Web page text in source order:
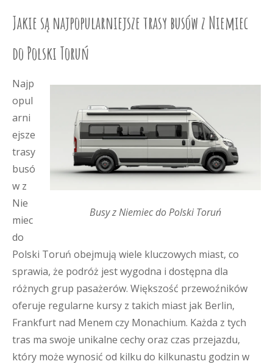
Jakie są najpopularniejsze trasy busów z Niemiec
do Polski Toruń
Busy z Niemiec do Polski Toruń
Najp
opul
arni
ejsze
trasy
busó
w z
Nie
miec
do
Polski Toruń obejmują wiele kluczowych miast, co
sprawia, że podróż jest wygodna i dostępna dla
różnych grup pasażerów. Większość przewoźników
oferuje regularne kursy z takich miast jak Berlin,
Frankfurt nad Menem czy Monachium. Każda z tych
tras ma swoje unikalne cechy oraz czas przejazdu,
który może wynosić od kilku do kilkunastu godzin w